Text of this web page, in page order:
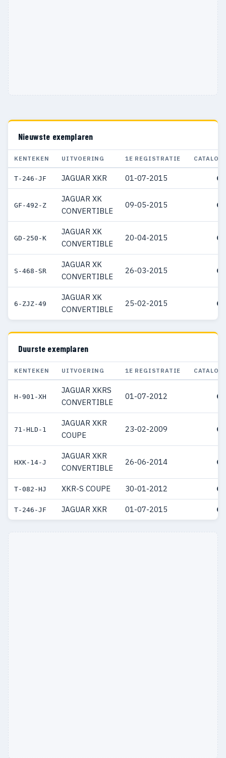
Nieuwste exemplaren
KENTEKEN UITVOERING 1E REGISTRATIE
T-246-JF JAGUAR XKR 01-07-2015 €
GF-492-Z
JAGUAR XK
CONVERTIBLE
09-05-2015 €
GD-250-K
JAGUAR XK
CONVERTIBLE
20-04-2015 €
S-468-SR
JAGUAR XK
CONVERTIBLE
26-03-2015 €
6-ZJZ-49
JAGUAR XK
CONVERTIBLE
25-02-2015 €
Duurste exemplaren
KENTEKEN UITVOERING 1E REGISTRATIE
H-901-XH
JAGUAR XKRS
CONVERTIBLE
01-07-2012 €
71-HLD-1
JAGUAR XKR
COUPE
23-02-2009 €
HXK-14-J
JAGUAR XKR
CONVERTIBLE
26-06-2014 €
T-082-HJ XKR-S COUPE 30-01-2012 €
T-246-JF JAGUAR XKR 01-07-2015 €